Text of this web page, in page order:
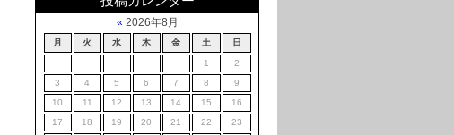
« 2026年8月
月 火 水 木 金 土 日
1
2
3
4 5 6 7 8
9
10
11 12 13 14 15
16
17
18 19 20 21 22
23